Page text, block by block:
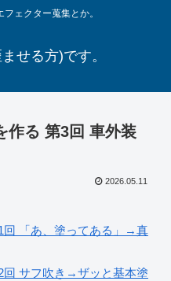
ェクター蒐集とか。
せる方)です。
作る 第3回 車外装
2026.05.11
回 「あ、塗ってある」→真
回 サフ吹き→ザッと基本塗